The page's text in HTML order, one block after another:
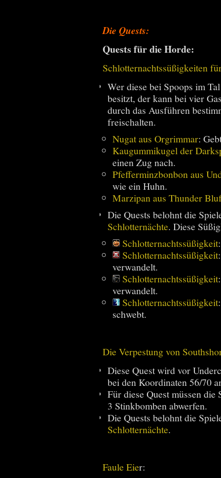
Die Quests:
Quests für die Horde:
Schlotternachtssüßigkeiten
Wer diese bei Spoops im
besitzt, der kann bei vier
durch das Ausführen
freischalten.
Nugat aus Orgrimmar:
Kaugummikugel der
einen Zug nach.
Pfefferminzbonbon aus
wie ein Huhn.
Marzipan aus Thunder
Die Quests belohnt die
Schlotternächte. Diese
Schlotternachtssüßigkeit
Schlotternachtssüßigkeit
verwandelt.
Schlotternachtssüßigkeit
verwandelt.
Schlotternachtssüßigkeit
schwebt.
Die Verpestung von
Diese Quest wird vor
bei den Koordinaten 56/70
Für diese Quest müssen
3 Stinkbomben abwerfen.
Die Quests belohnt die
Schlotternächte.
Faule Eier: